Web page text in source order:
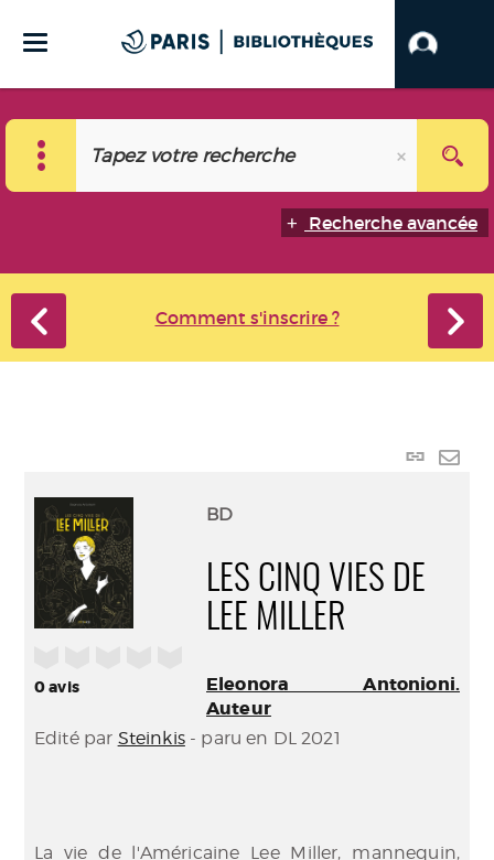
Recherche avancée
Comment s'inscrire ?
Lien
0avis
BD
LES CINQ VIES DE
LEE MILLER
Eleonora Antonioni.
Auteur
Edité par Steinkis- paru en DL 2021
La vie de l'Américaine Lee Miller, mannequin,